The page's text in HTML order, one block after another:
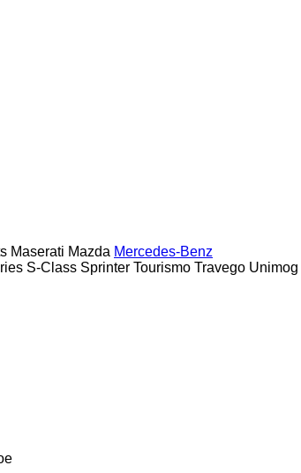
Maserati Mazda Mercedes-Benz
S-Class Sprinter Tourismo Travego Unimog